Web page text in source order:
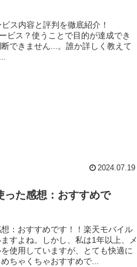
ス内容と評判を徹底紹介！
ビス？使うことで目的が達成でき
できません...。誰か詳しく教えて
2024.07.19
った感想：おすすめで
：おすすめです！！楽天モバイル
すよね。しかし、私は1年以上、メ
使用していますが、とても快適に
ちゃくちゃおすすめで...